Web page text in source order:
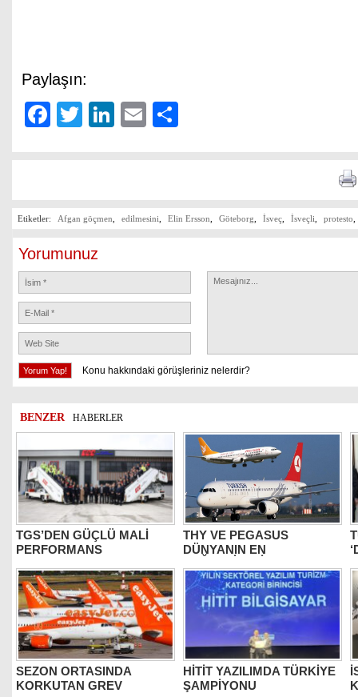
Paylaşın:
Facebook
TwitterLinkedIn
Email
Etiketler: Afgan göçmen edilmesini Elin Ersson Göteborg İsveç İsveçli protesto
Yorumunuz
Konu hakkındaki görüşleriniz nelerdir?
BENZER HABERLER
TGS’DEN GÜÇLÜ MALİ
PERFORMANS
THY VE PEGASUS
DÜNYANIN EN
SEZON ORTASINDA
KORKUTAN GREV
HİTİT YAZILIMDA TÜRKİYE
ŞAMPİYONU